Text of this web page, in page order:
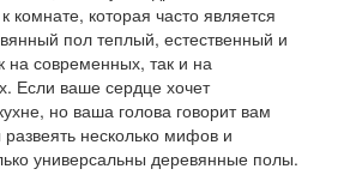
комнате, которая часто является
пол теплый, естественный и
на современных, так и на
Если ваше сердце хочет
но ваша голова говорит вам
несколько мифов и
универсальны деревянные полы.